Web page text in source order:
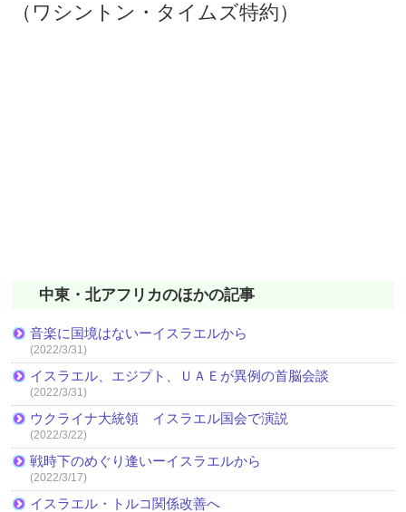
（ワシントン・タイムズ特約）
中東・北アフリカのほかの記事
音楽に国境はないーイスラエルから
(2022/3/31)
イスラエル、エジプト、ＵＡＥが異例の首脳会談
(2022/3/31)
ウクライナ大統領 イスラエル国会で演説
(2022/3/22)
戦時下のめぐり逢いーイスラエルから
(2022/3/17)
イスラエル・トルコ関係改善へ